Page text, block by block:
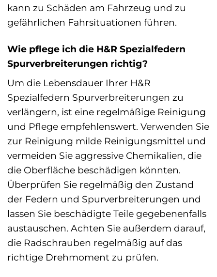
kann zu Schäden am Fahrzeug und zu
gefährlichen Fahrsituationen führen.
Wie pflege ich die H&R Spezialfedern
Spurverbreiterungen richtig?
Um die Lebensdauer Ihrer H&R
Spezialfedern Spurverbreiterungen zu
verlängern, ist eine regelmäßige Reinigung
und Pflege empfehlenswert. Verwenden Sie
zur Reinigung milde Reinigungsmittel und
vermeiden Sie aggressive Chemikalien, die
die Oberfläche beschädigen könnten.
Überprüfen Sie regelmäßig den Zustand
der Federn und Spurverbreiterungen und
lassen Sie beschädigte Teile gegebenenfalls
austauschen. Achten Sie außerdem darauf,
die Radschrauben regelmäßig auf das
richtige Drehmoment zu prüfen.